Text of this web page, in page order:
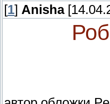
[1] Anisha